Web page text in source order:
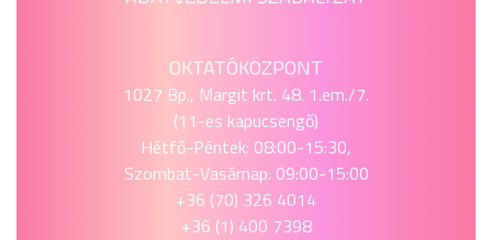
OKTATÓKÖZPONT
1027 Bp., Margit krt. 48. 1.em./7.
(11-es kapucsengő)
Hétfő-Péntek: 08:00-15:30,
Szombat-Vasárnap: 09:00-15:00
+36 (70) 326 4014
+36 (1) 400 7398